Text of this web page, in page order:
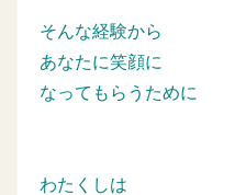
そんな経験から
あなたに笑顔に
なってもらうために
わたくしは